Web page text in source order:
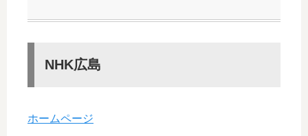
NHK広島
ホームページ